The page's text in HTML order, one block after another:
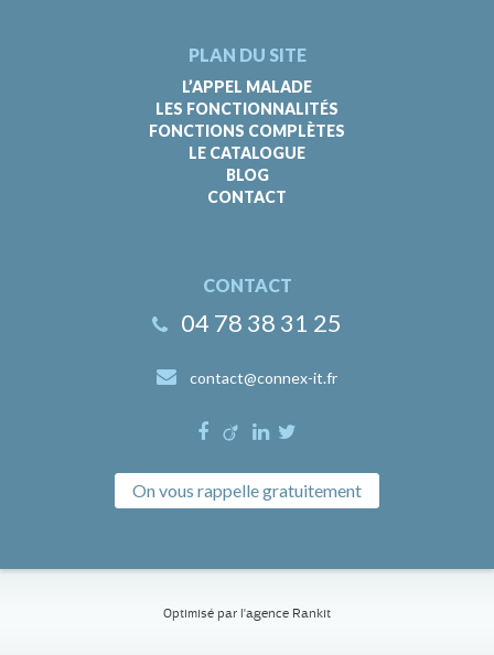
PLAN DU SITE
L’APPEL MALADE
LES FONCTIONNALITÉS
FONCTIONS COMPLÈTES
LE CATALOGUE
BLOG
CONTACT
CONTACT
04 78 38 31 25
contact@connex-it.fr
On vous rappelle gratuitement
Optimisé par l'agence Rankit